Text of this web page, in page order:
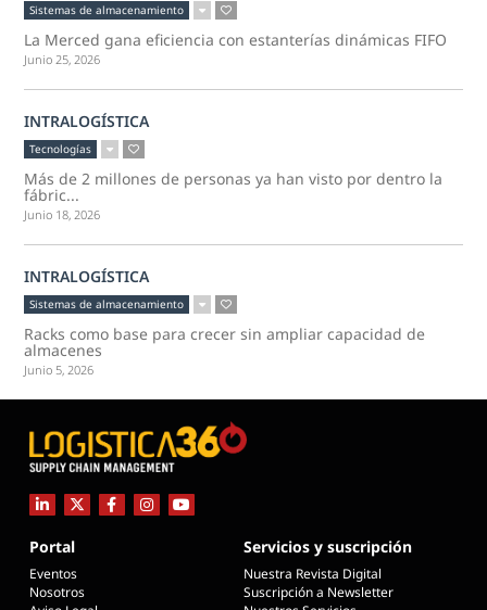
Sistemas de almacenamiento
La Merced gana eficiencia con estanterías dinámicas FIFO
Junio 25, 2026
INTRALOGÍSTICA
Tecnologías
Más de 2 millones de personas ya han visto por dentro la
fábric...
Junio 18, 2026
INTRALOGÍSTICA
Sistemas de almacenamiento
Racks como base para crecer sin ampliar capacidad de
almacenes
Junio 5, 2026
Portal
Eventos
Nosotros
Servicios y suscripción
Nuestra Revista Digital
Suscripción a Newsletter